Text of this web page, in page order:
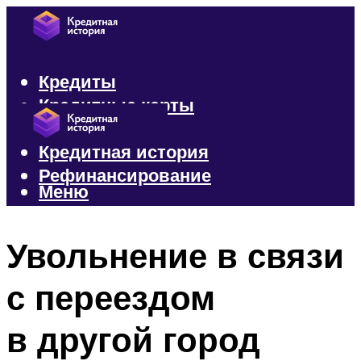
Кредиты
Кредитные карты
Микрозаймы
Кредитная история
Рефинансирование
Меню
Увольнение в связи
с переездом
в другой город